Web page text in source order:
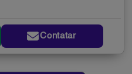
Contatar